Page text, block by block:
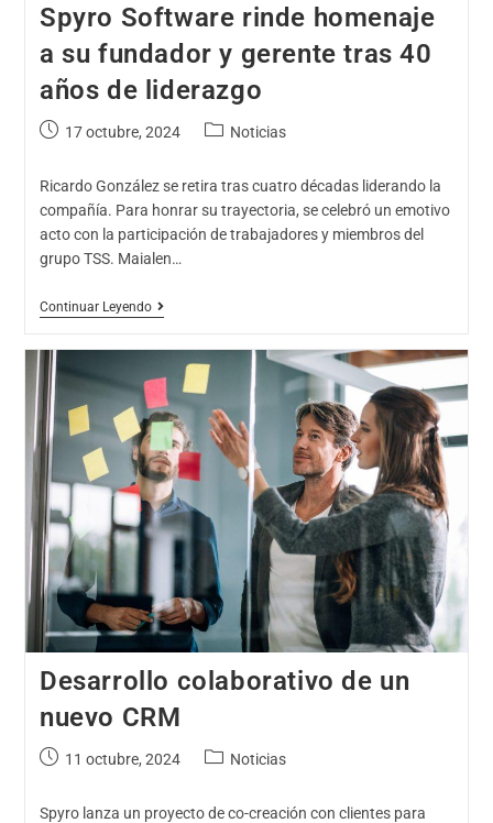
Spyro Software rinde homenaje
a su fundador y gerente tras 40
años de liderazgo
17 octubre, 2024 Noticias
Ricardo González se retira tras cuatro décadas liderando la
compañía. Para honrar su trayectoria, se celebró un emotivo
acto con la participación de trabajadores y miembros del
grupo TSS. Maialen…
Continuar Leyendo
Desarrollo colaborativo de un
nuevo CRM
11 octubre, 2024 Noticias
Spyro lanza un proyecto de co-creación con clientes para